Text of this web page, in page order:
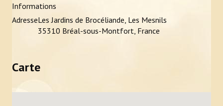
Informations
AdresseLes Jardins de Brocéliande, Les Mesnils
35310 Bréal-sous-Montfort, France
Carte